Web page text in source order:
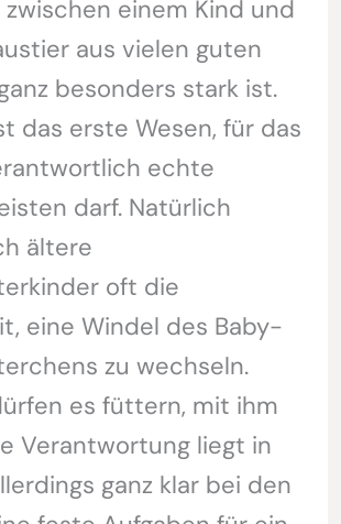
zwischen einem Kind und
aus vielen guten
besonders stark ist.
das erste Wesen, für das
echte
darf. Natürlich
ältere
oft die
eine Windel des Baby-
zu wechseln.
es füttern, mit ihm
Verantwortung liegt in
ganz klar bei den